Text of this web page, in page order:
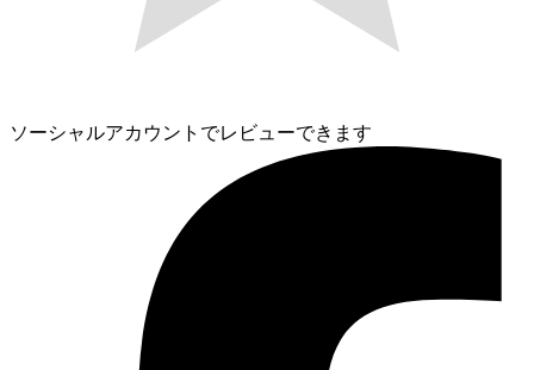
ソーシャルアカウントでレビューできます